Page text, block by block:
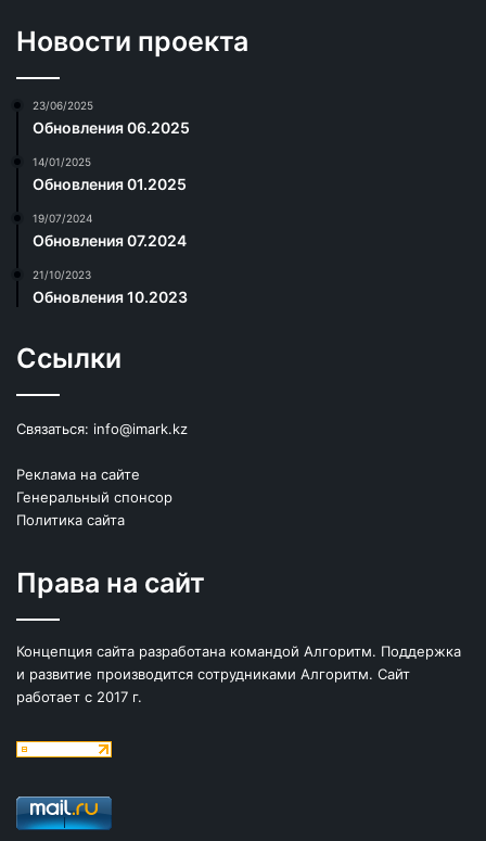
Новости проекта
23/06/2025
Обновления 06.2025
14/01/2025
Обновления 01.2025
19/07/2024
Обновления 07.2024
21/10/2023
Обновления 10.2023
Ссылки
Связаться: info@imark.kz
Реклама на сайте
Генеральный спонсор
Политика сайта
Права на сайт
Концепция сайта разработана командой Алгоритм. Поддержка
и развитие производится сотрудниками Алгоритм. Сайт
работает с 2017 г.